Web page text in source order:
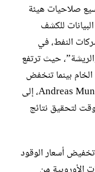
صلاحيات هيئة
للكشف
النفط، في
حيث ترتفع
بينما تنخفض
ببطء عند تراجعها، وقد أشار رئيس الهيئة Andreas Mundt، إلى
وقت لتحقيق نتائج
أسعار الوقود